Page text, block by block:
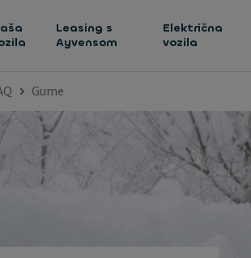
Leasing s
Ayvensom
Električna
vozila
Gume